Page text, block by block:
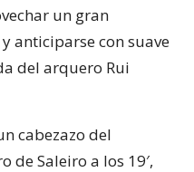
un gran
anticiparse con suave
del arquero Rui
cabezazo del
de Saleiro a los 19′,